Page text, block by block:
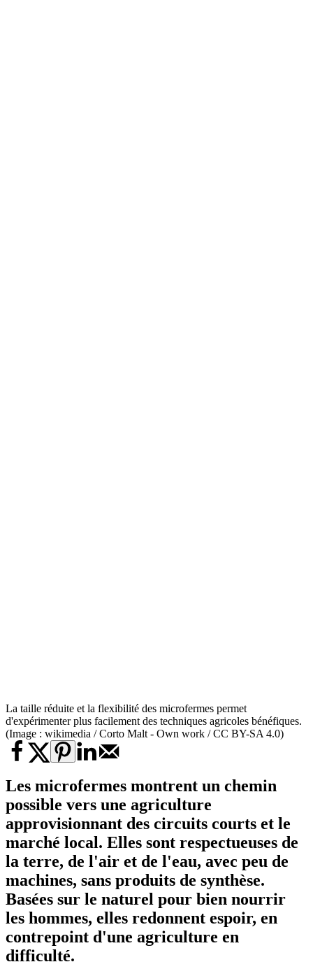
La taille réduite et la flexibilité des microfermes permet
d'expérimenter plus facilement des techniques agricoles bénéfiques.
(Image : wikimedia / Corto Malt - Own work / CC BY-SA 4.0)
Les microfermes montrent un chemin
possible vers une agriculture
approvisionnant des circuits courts et le
marché local. Elles sont respectueuses de
la terre, de l'air et de l'eau, avec peu de
machines, sans produits de synthèse.
Basées sur le naturel pour bien nourrir
les hommes, elles redonnent espoir, en
contrepoint d'une agriculture en
difficulté.